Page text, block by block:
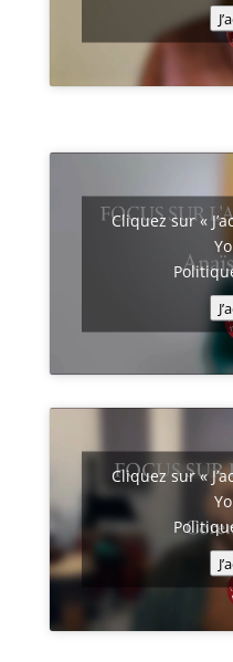
Cliquez sur «
Cliquez sur «